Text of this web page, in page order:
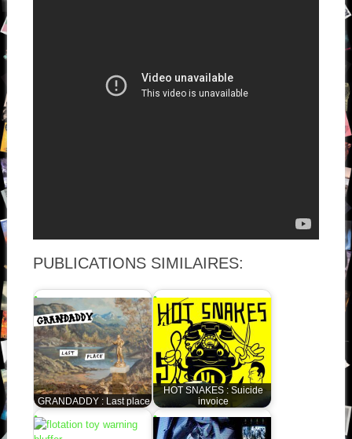
PUBLICATIONS SIMILAIRES:
GRANDADDY : Last place
HOT SNAKES : Suicide
invoice